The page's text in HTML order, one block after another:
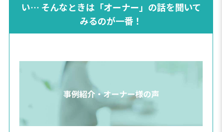
い… そんなときは「オーナー」の話を聞いて
みるのが一番！